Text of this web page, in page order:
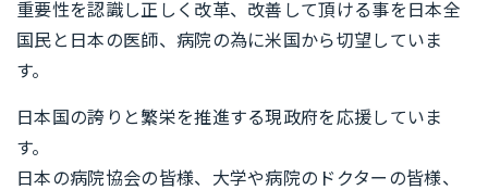
重要性を認識し正しく改革、改善して頂ける事を日本全
国民と日本の医師、病院の為に米国から切望していま
す。
日本国の誇りと繁栄を推進する現政府を応援していま
す。
日本の病院協会の皆様、大学や病院のドクターの皆様、